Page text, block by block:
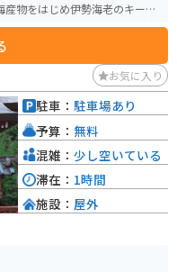
物をはじめ伊勢海老のキーホ
めます。 さらにツーリングの
ダーにはおすすめのスポット
混むので開店前着をめざすと
お気に入り
駐車： 駐車場あり
予算： 無料
混雑： 少し空いている
滞在： 1時間
施設： 屋外